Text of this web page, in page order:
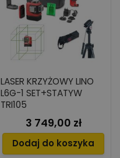
LASER KRZYŻOWY LINO
L6G-1 SET+STATYW
TRI105
Cena
3 749,00 zł
Dodaj do koszyka